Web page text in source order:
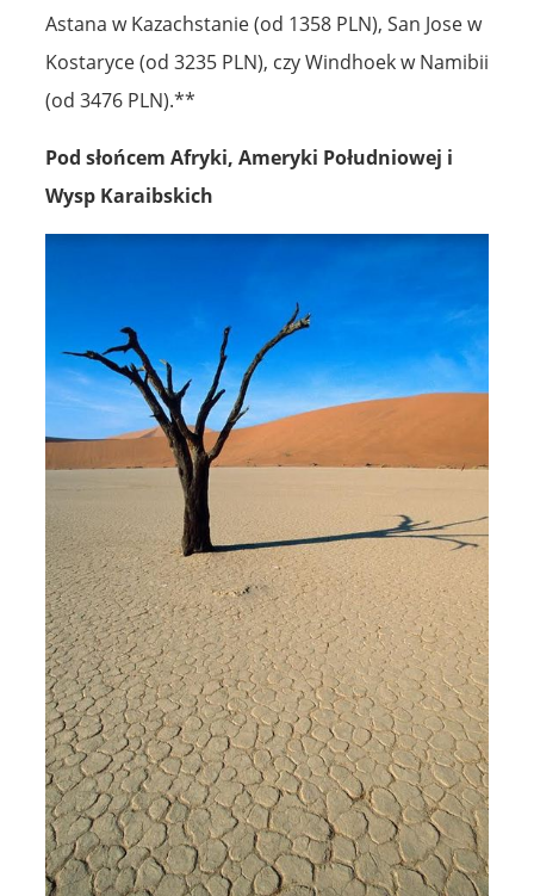
Astana w Kazachstanie (od 1358 PLN), San Jose w
Kostaryce (od 3235 PLN), czy Windhoek w Namibii
(od 3476 PLN).**
Pod słońcem Afryki, Ameryki Południowej i
Wysp Karaibskich